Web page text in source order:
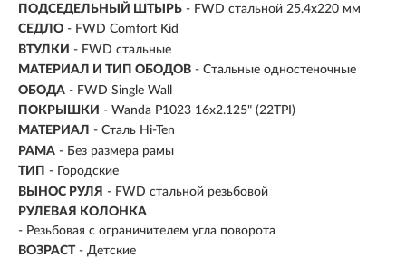
ПОДСЕДЕЛЬНЫЙ ШТЫРЬ - FWD стальной 25.4x220 мм
СЕДЛО - FWD Comfort Kid
ВТУЛКИ - FWD стальные
МАТЕРИАЛ И ТИП ОБОДОВ - Стальные одностеночные
ОБОДА - FWD Single Wall
ПОКРЫШКИ - Wanda P1023 16x2.125" (22TPI)
МАТЕРИАЛ - Сталь Hi-Ten
РАМА - Без размера рамы
ТИП -
Городские
ВЫНОС РУЛЯ - FWD стальной резьбовой
РУЛЕВАЯ КОЛОНКА
- Резьбовая с ограничителем угла поворота
ВОЗРАСТ - Детские